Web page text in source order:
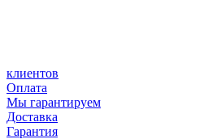
клиентов
Оплата
Мы гарантируем
Доставка
Гарантия